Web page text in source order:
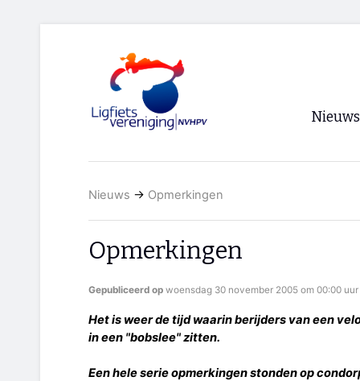
Nieuws
Nieuws → Opmerkingen
Opmerkingen
Gepubliceerd op woensdag 30 november 2005 om 00:00 uur
Het is weer de tijd waarin berijders van een
in een "bobslee" zitten.
Een hele serie opmerkingen stonden op